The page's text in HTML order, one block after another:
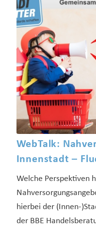
WebTalk:
Innenstadt –
Welche Perspektiven
hierbei der (Innen-
der BBE